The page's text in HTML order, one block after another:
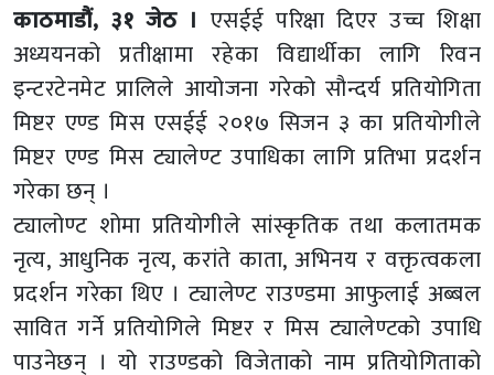
काठमाडौं, ३१ जेठ । एसईई परिक्षा दिएर उच्च शिक्षा
अध्ययनको प्रतीक्षामा रहेका विद्यार्थीका लागि रिवन
इन्टरटेनमेट प्रालिले आयोजना गरेको सौन्दर्य प्रतियोगिता
मिष्टर एण्ड मिस एसईई २०१७ सिजन ३ का प्रतियोगीले
मिष्टर एण्ड मिस ट्यालेण्ट उपाधिका लागि प्रतिभा प्रदर्शन
गरेका छन् ।
ट्यालोण्ट शोमा प्रतियोगीले सांस्कृतिक तथा कलातमक
नृत्य, आधुनिक नृत्य, करांते काता, अभिनय र वक्तृत्वकला
प्रदर्शन गरेका थिए । ट्यालेण्ट राउण्डमा आफुलाई अब्बल
सावित गर्ने प्रतियोगिले मिष्टर र मिस ट्यालेण्टको उपाधि
पाउनेछन् । यो राउण्डको विजेताको नाम प्रतियोगिताको